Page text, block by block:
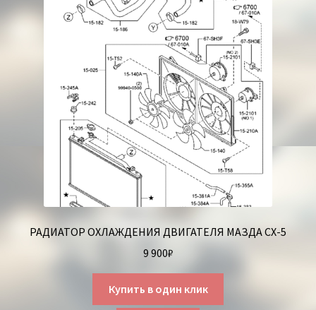
РАДИАТОР ОХЛАЖДЕНИЯ ДВИГАТЕЛЯ МАЗДА СХ-5
9 900₽
Купить в один клик